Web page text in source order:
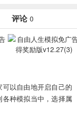
评论 0
以自由地开启自己的
种模拟当中，选择属